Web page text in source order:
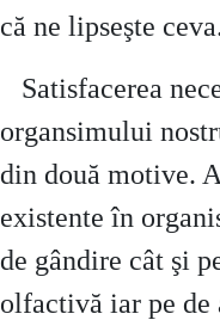
că ne lipseşte
Satisfacerea
organsimului
din două motive.
existente în
de gândire cât şi
olfactivă iar pe de